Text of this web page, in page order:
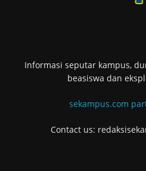
Informasi seputar kampus,
beasiswa dan
sekampus.com
Contact us: